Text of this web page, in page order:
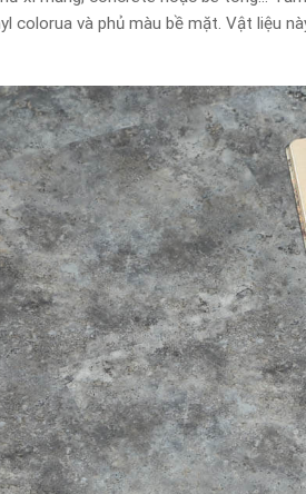
colorua và phủ màu bề mặt. Vật liệu